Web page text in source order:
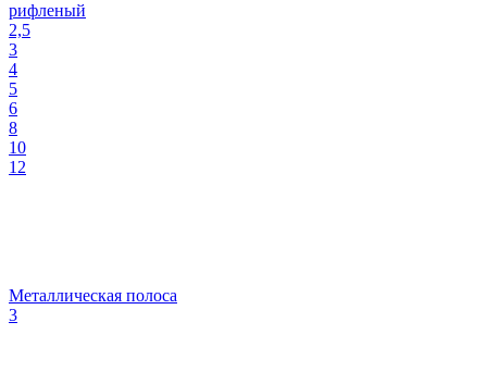
рифленый
2,5
3
4
5
6
8
10
12
Металлическая полоса
3